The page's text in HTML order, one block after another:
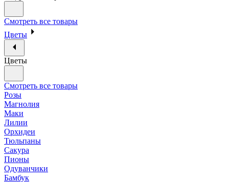
Смотреть все товары
Цветы
Цветы
Смотреть все товары
Розы
Магнолия
Маки
Лилии
Орхидеи
Тюльпаны
Сакура
Пионы
Одуванчики
Бамбук